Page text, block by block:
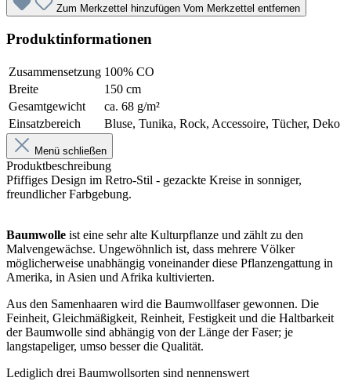
Zum Merkzettel hinzufügen Vom Merkzettel entfernen
Produktinformationen
Zusammensetzung 100% CO
Breite
150 cm
Gesamtgewicht
ca. 68 g/m²
Einsatzbereich
Bluse, Tunika, Rock, Accessoire, Tücher, Deko
Menü schließen
Produktbeschreibung
Pfiffiges Design im Retro-Stil - gezackte Kreise in sonniger,
freundlicher Farbgebung.
Baumwolle ist eine sehr alte Kulturpflanze und zählt zu den
Malvengewächse. Ungewöhnlich ist, dass mehrere Völker
möglicherweise unabhängig voneinander diese Pflanzengattung in
Amerika, in Asien und Afrika kultivierten.
Aus den Samenhaaren wird die Baumwollfaser gewonnen. Die
Feinheit, Gleichmäßigkeit, Reinheit, Festigkeit und die Haltbarkeit
der Baumwolle sind abhängig von der Länge der Faser; je
langstapeliger, umso besser die Qualität.
Lediglich drei Baumwollsorten sind nennenswert